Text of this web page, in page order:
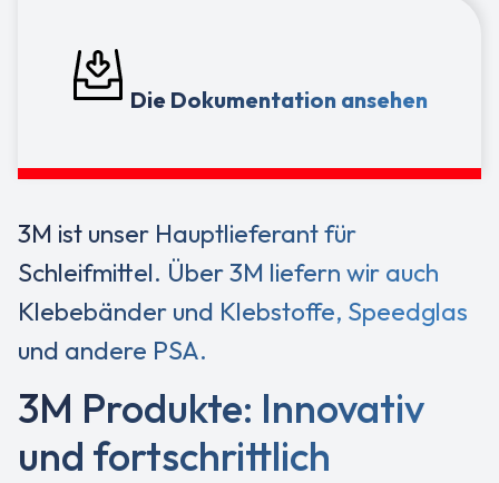
3M ist unser Hauptlieferant für
Schleifmittel. Über 3M liefern wir auch
Klebebänder und Klebstoffe, Speedglas
und andere PSA.
3M Produkte: Innovativ
und fortschrittlich
Die Dokumentation ansehen